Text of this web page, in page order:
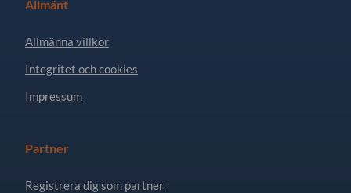
Allmänt
Allmänna villkor
Integritet och cookies
Impressum
Partner
Registrera dig som partner